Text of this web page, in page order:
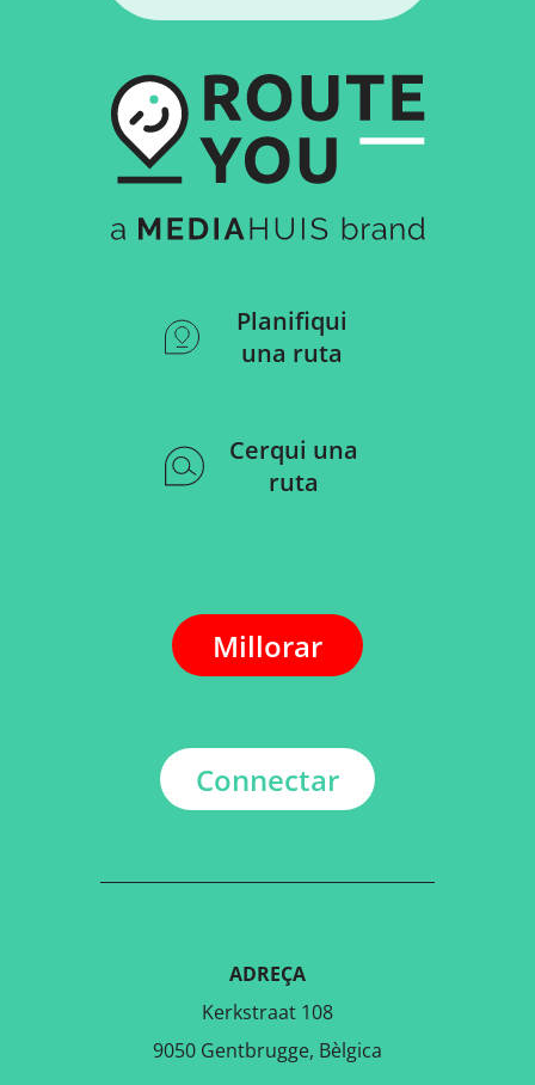
Planifiqui
una ruta
Cerqui una
ruta
Millorar
Connectar
ADREÇA
Kerkstraat 108
9050 Gentbrugge, Bèlgica